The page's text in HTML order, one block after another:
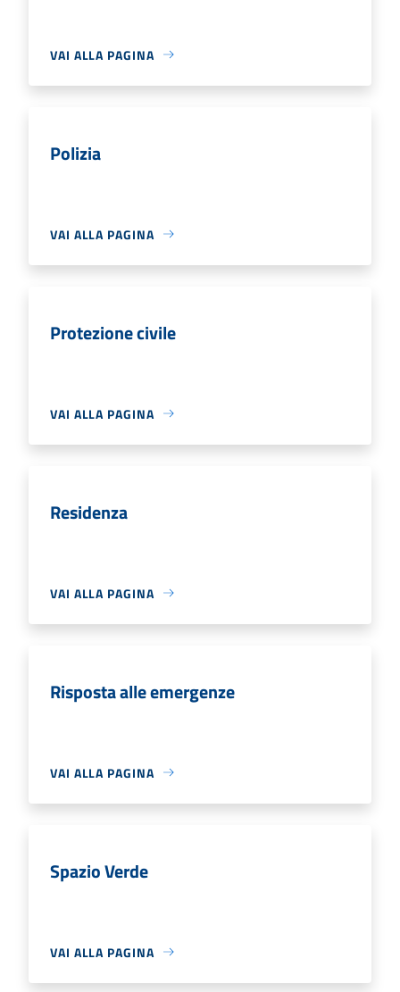
VAI ALLA PAGINA
Polizia
VAI ALLA PAGINA
Protezione civile
VAI ALLA PAGINA
Residenza
VAI ALLA PAGINA
Risposta alle emergenze
VAI ALLA PAGINA
Spazio Verde
VAI ALLA PAGINA